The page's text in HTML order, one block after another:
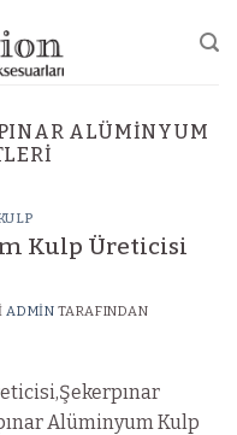
ALÜMINYUM
Kulp Üreticisi
ADMIN TARAFINDAN
Alüminyum Kulp